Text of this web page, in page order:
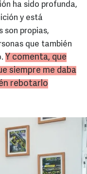
ha sido profunda,
y está
son propias,
que también
Y comenta, que
siempre me daba
rebotarlo